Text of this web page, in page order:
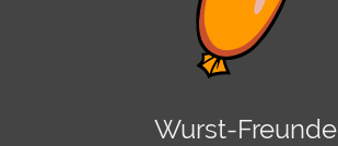
Wurst-Freunde